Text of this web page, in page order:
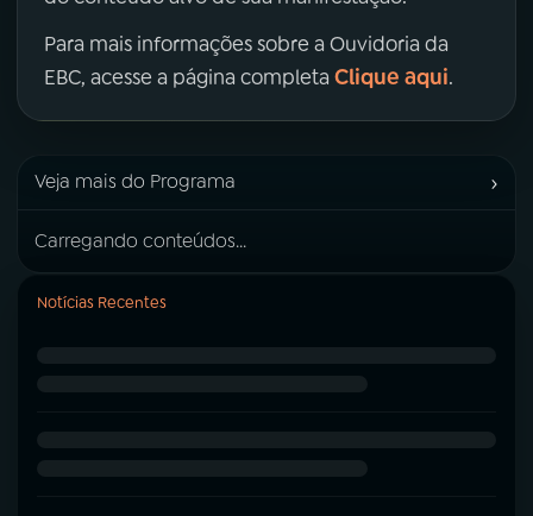
Para mais informações sobre a Ouvidoria da
EBC, acesse a página completa Clique aqui.
Veja mais do Programa ›
Carregando conteúdos...
Notícias Recentes